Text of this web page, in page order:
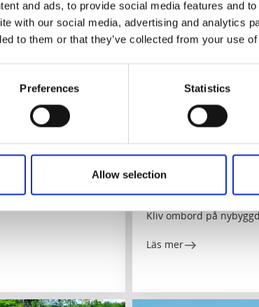
and ads, to provide social media features and
with our social media, advertising and analytics
to them or that they’ve collected from your use
Preferences Statistics
Allow selection
Båtturer
Vänerslupen Oskar II
Sjötorp
Kliv ombord på
Läs mer